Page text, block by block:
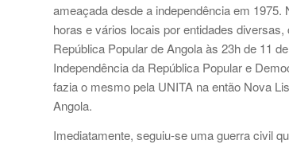
ameaçada desde a independência em
horas e vários locais por entidades
República Popular de Angola às 23h de 11
Independência da República Popular e
fazia o mesmo pela UNITA na então Nova
Angola.
Imediatamente, seguiu-se uma guerra civil